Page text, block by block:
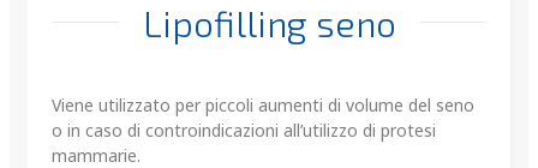
Lipofilling seno
Viene utilizzato per piccoli aumenti di volume del seno
o in caso di controindicazioni all’utilizzo di protesi
mammarie.